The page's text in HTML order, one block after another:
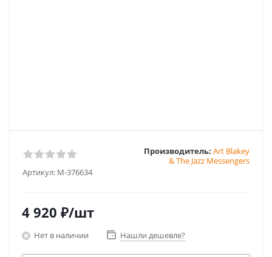
Артикул: M-376634
Производитель: Art Blakey
& The Jazz Messengers
4 920 ₽/шт
Нет в наличии Нашли дешевле?